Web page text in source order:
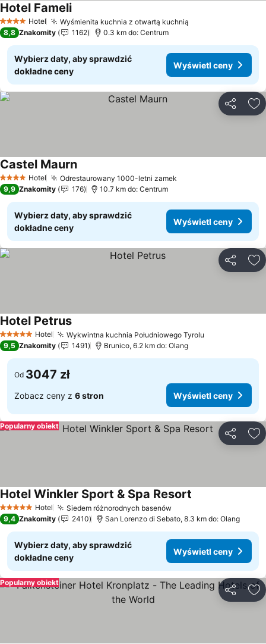
4 KategoriaHotel Wyśmienita kuchnia z otwartą kuchnią
Hotel FameliWyświetl ceny
8,8 Znakomity 1162 0.3 km do: Centrum
Wybierz daty, aby sprawdzić
dokładne ceny
Wyświetl ceny
4 KategoriaHotel Odrestaurowany 1000-letni zamek
Castel MaurnWyświetl ceny
9,9 Znakomity 176 10.7 km do: Centrum
Wybierz daty, aby sprawdzić
dokładne ceny
Wyświetl ceny
5 KategoriaHotel Wykwintna kuchnia Południowego Tyrolu
Hotel PetrusWyświetl ceny
9,5 Znakomity 1491 Brunico, 6.2 km do: Olang
Od 3047 zł
Zobacz ceny z 6 stron Wyświetl ceny
Popularny obiekt
5 KategoriaHotel Siedem różnorodnych basenówWyświetl ceny
Hotel Winkler Sport & Spa Resort
9,4 Znakomity 2410 San Lorenzo di Sebato, 8.3 km do: Olang
Wybierz daty, aby sprawdzić
dokładne ceny
Wyświetl ceny
Popularny obiekt